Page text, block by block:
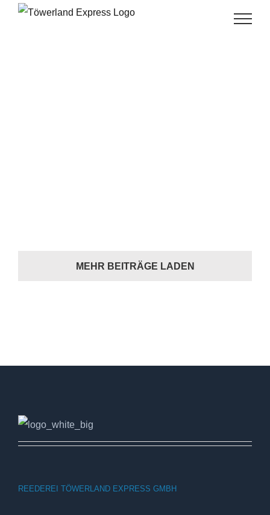
MEHR BEITRÄGE LADEN
REEDEREI TÖWERLAND EXPRESS GMBH